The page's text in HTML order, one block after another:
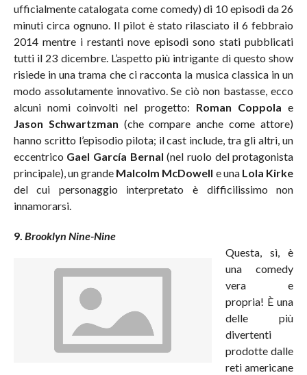
ufficialmente catalogata come comedy) di 10 episodi da 26
minuti circa ognuno. Il pilot è stato rilasciato il 6 febbraio
2014 mentre i restanti nove episodi sono stati pubblicati
tutti il 23 dicembre. L’aspetto più intrigante di questo show
risiede in una trama che ci racconta la musica classica in un
modo assolutamente innovativo. Se ciò non bastasse, ecco
alcuni nomi coinvolti nel progetto: Roman Coppola e
Jason Schwartzman (che compare anche come attore)
hanno scritto l’episodio pilota; il cast include, tra gli altri, un
eccentrico Gael García Bernal (nel ruolo del protagonista
principale), un grande Malcolm McDowell e una Lola Kirke
del cui personaggio interpretato è difficilissimo non
innamorarsi.
9. Brooklyn Nine-Nine
Questa, sì, è
una comedy
vera e
propria! È una
delle più
divertenti
prodotte dalle
reti americane